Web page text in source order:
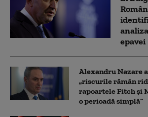
epavei
Alexandru Nazare
„riscurile rămân
rapoartele Fitch și
o perioadă simplă”